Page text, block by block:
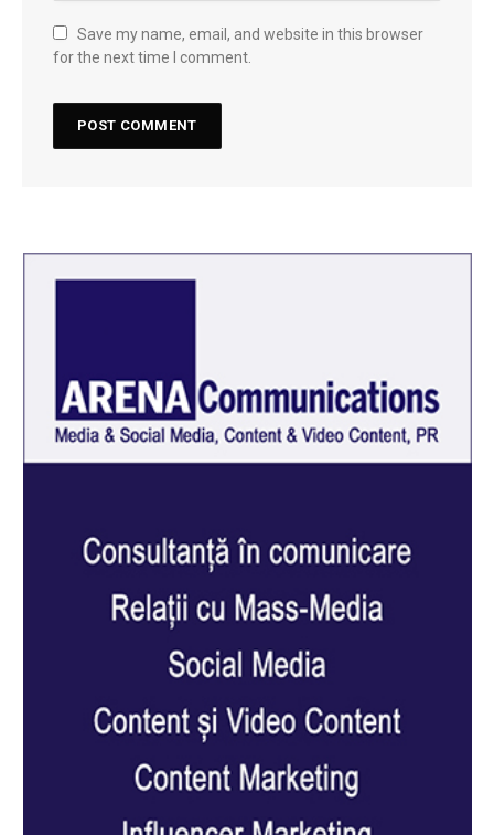
Save my name, email, and website in this browser
for the next time I comment.